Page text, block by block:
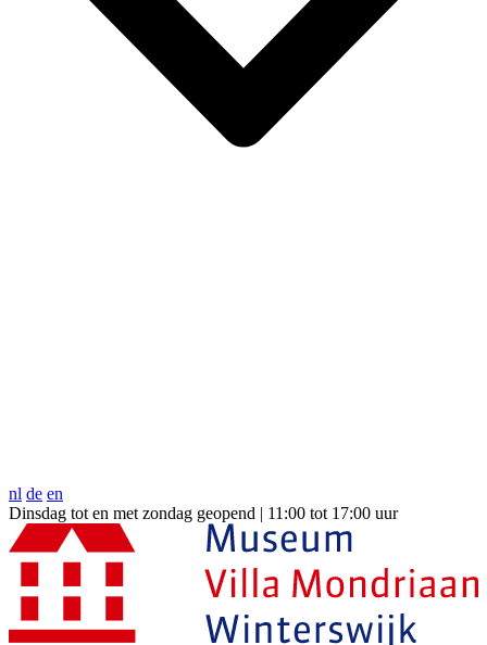
nl de en
Dinsdag tot en met zondag geopend | 11:00 tot 17:00 uur